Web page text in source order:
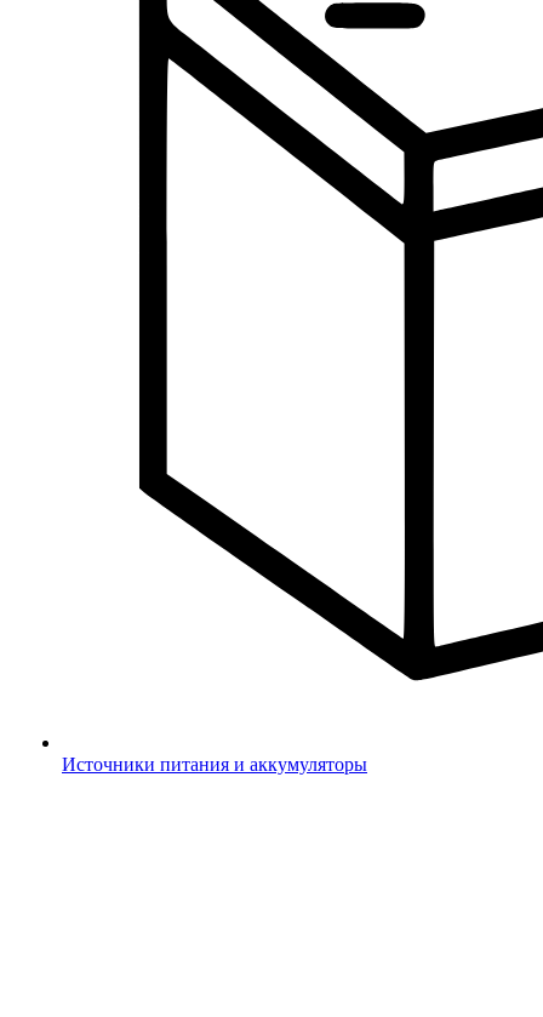
Источники питания и аккумуляторы